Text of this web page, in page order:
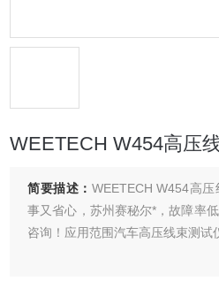
WEETECH W454高压
简要描述： WEETECH W454高
事又省心，苏州赛秘尔*，故障率
咨询！应用范围汽车高压线束测试